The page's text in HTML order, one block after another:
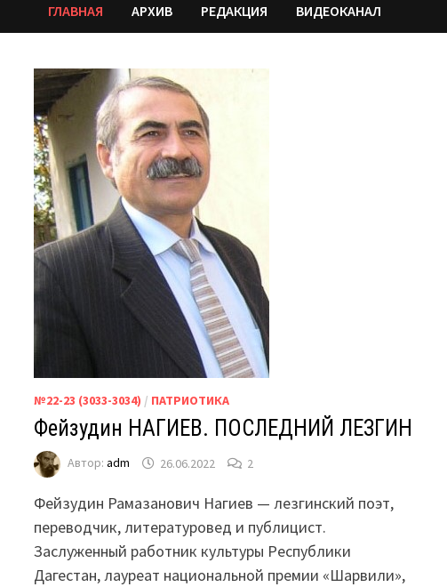
ГЛАВНАЯ АРХИВ РЕДАКЦИЯ ВИДЕОКАНАЛ
№22-23 (3033-3034) / ПАТРИОТИКА
Фейзудин НАГИЕВ. ПОСЛЕДНИЙ ЛЕЗГИН
Автор:adm 26.06.2022 2
Фейзудин Рамазанович Нагиев — лезгинский поэт,
переводчик, литературовед и публицист.
Заслуженный работник культуры Республики
Дагестан, лауреат национальной премии «Шарвили»,